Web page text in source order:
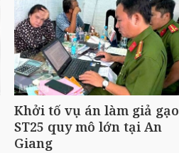
Khởi tố vụ án làm giả gạo
ST25 quy mô lớn tại An
Giang